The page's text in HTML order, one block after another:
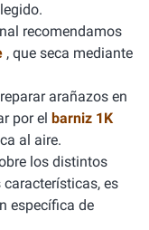
recomendamos
, que seca mediante
arañazos en
por el barniz 1K
al aire.
los distintos
es
específica de